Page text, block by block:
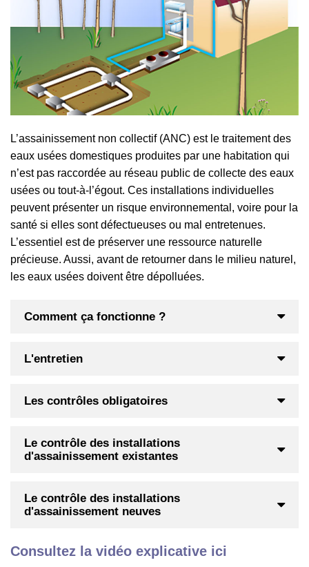
L’assainissement non collectif (ANC) est le traitement des
eaux usées domestiques produites par une habitation qui
n’est pas raccordée au réseau public de collecte des eaux
usées ou tout-à-l’égout. Ces installations individuelles
peuvent présenter un risque environnemental, voire pour la
santé si elles sont défectueuses ou mal entretenues.
L’essentiel est de préserver une ressource naturelle
précieuse. Aussi, avant de retourner dans le milieu naturel,
les eaux usées doivent être dépolluées.
Comment ça fonctionne ?
L'entretien
Les contrôles obligatoires
Le contrôle des installations
d'assainissement existantes
Le contrôle des installations
d'assainissement neuves
Consultez la vidéo explicative ici